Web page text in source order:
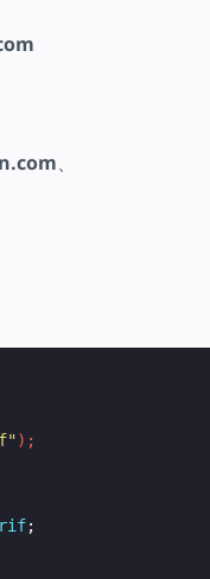
、
);
;